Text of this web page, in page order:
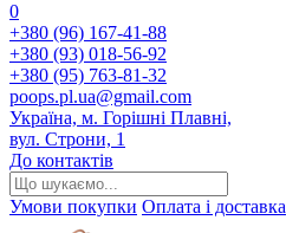
0
+380 (96) 167-41-88
+380 (93) 018-56-92
+380 (95) 763-81-32
poops.pl.ua@gmail.com
Україна, м. Горішні Плавні,
вул. Строни, 1
До контактів
Умови покупки Оплата і доставка